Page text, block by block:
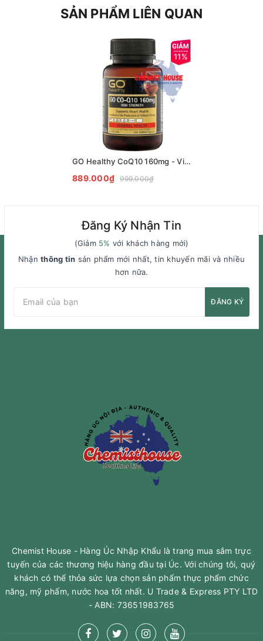
SẢN PHẨM LIÊN QUAN
11%
GO Healthy CoQ10 160mg - Viên uống hỗ trợ tim mạch 100 viên
889.000₫ 999.000₫
Đăng Ký Nhận Tin
(Giảm 5% với khách hàng mới)
Nhậnthông tin sản phẩm mới nhất, tin khuyến mãi và nhiều
hơn nữa.
ĐĂNG KÝ
Chemist House - Hàng Úc Nhập Khẩu là trang mua sắm trực
tuyến của các thương hiệu hàng đầu tại Úc. Với chúng tôi, quý
khách có thể thỏa sức lựa chọn sản phẩm thực phẩm chức
năng, mỹ phấm, nước hoa tốt nhất. U Trade & Express PTY LTD
- ABN: 73651983765